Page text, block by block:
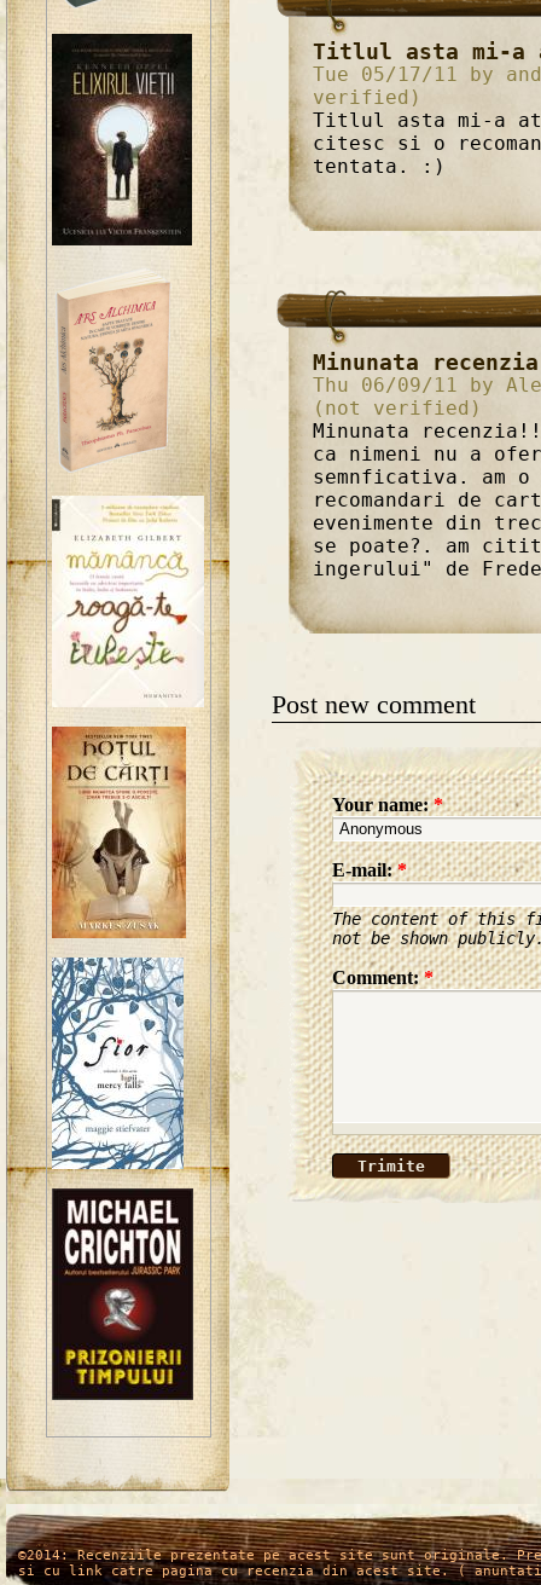
Titlul asta mi-a
Tue 05/17/11 by
verified)
Titlul asta mi-a
citesc si o
tentata. :)
Minunata
Thu 06/09/11 by
(not verified)
Minunata
ca nimeni nu a
semnficativa. am
recomandari de
evenimente din
se poate?. am
ingerului" de
Post new comment
Your name:*
E-mail:*
The content of this
not be shown
Comment:*
/* */
©2014: Recenziile prezentate pe acest site sunt originale.
si cu link catre pagina cu recenzia din acest site. (